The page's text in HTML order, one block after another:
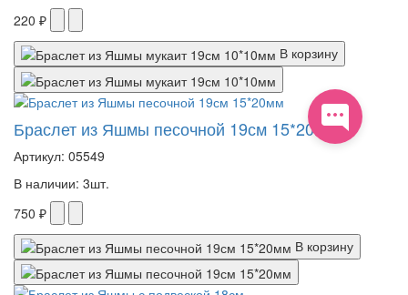
220 ₽
В корзину
Браслет из Яшмы песочной 19см 15*20мм
Артикул: 05549
В наличии: 3шт.
750 ₽
В корзину